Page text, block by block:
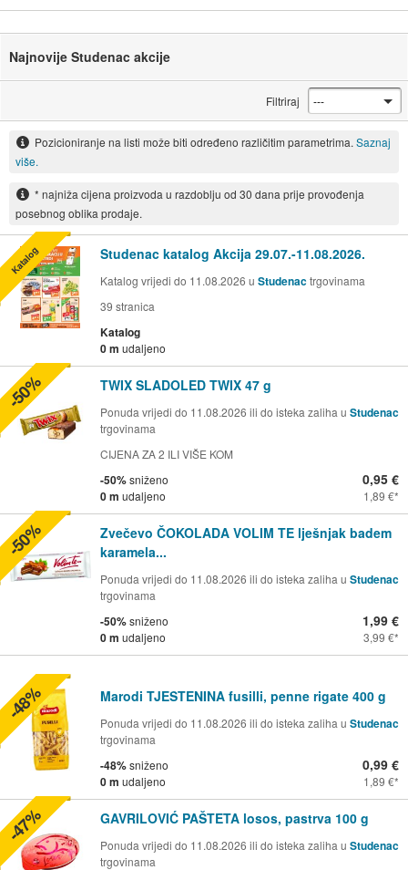
Najnovije Studenac akcije
Filtriraj
Pozicioniranje na listi može biti određeno različitim parametrima. Saznaj
više.
* najniža cijena proizvoda u razdoblju od 30 dana prije provođenja
posebnog oblika prodaje.
Studenac katalog Akcija 29.07.-11.08.2026.
Katalog vrijedi do 11.08.2026 u Studenactrgovinama
39 stranica
Katalog
0 m udaljeno
Katalog
TWIX SLADOLED TWIX 47 g
Ponuda vrijedi do 11.08.2026 ili do isteka zaliha u Studenac
trgovinama
CIJENA ZA 2 ILI VIŠE KOM
-50%sniženo
0 m udaljeno
0,95 €
1,89 €
-50%
Zvečevo ČOKOLADA VOLIM TE lješnjak badem
karamela...
Ponuda vrijedi do 11.08.2026 ili do isteka zaliha u Studenac
trgovinama
-50%sniženo
0 m udaljeno
1,99 €
3,99 €
-50%
Marodi TJESTENINA fusilli, penne rigate 400 g
Ponuda vrijedi do 11.08.2026 ili do isteka zaliha u Studenac
trgovinama
-48%sniženo
0 m udaljeno
0,99 €
1,89 €
-48%
GAVRILOVIĆ PAŠTETA losos, pastrva 100 g
Ponuda vrijedi do 11.08.2026 ili do isteka zaliha u Studenac
trgovinama
-47%